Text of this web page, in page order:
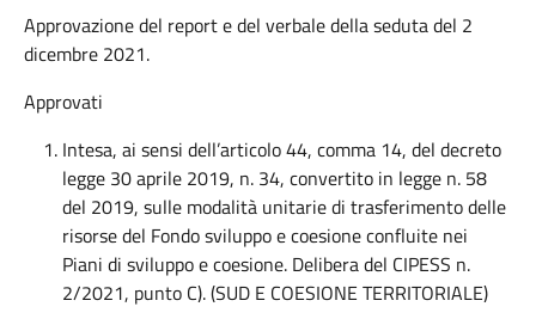
Approvazione del report e del verbale della seduta del 2
dicembre 2021.
Approvati
Intesa, ai sensi dell’articolo 44, comma 14, del decreto
legge 30 aprile 2019, n. 34, convertito in legge n. 58
del 2019, sulle modalità unitarie di trasferimento delle
risorse del Fondo sviluppo e coesione confluite nei
Piani di sviluppo e coesione. Delibera del CIPESS n.
2/2021, punto C). (SUD E COESIONE TERRITORIALE)